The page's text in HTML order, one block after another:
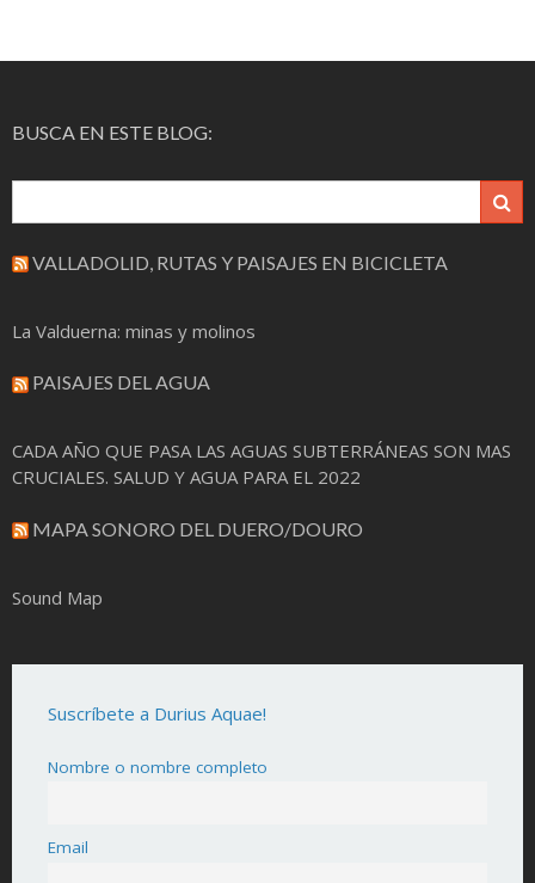
BUSCA EN ESTE BLOG:
VALLADOLID, RUTAS Y PAISAJES EN BICICLETA
La Valduerna: minas y molinos
PAISAJES DEL AGUA
CADA AÑO QUE PASA LAS AGUAS SUBTERRÁNEAS SON MAS
CRUCIALES. SALUD Y AGUA PARA EL 2022
MAPA SONORO DEL DUERO/DOURO
Sound Map
Suscríbete a Durius Aquae!
Nombre o nombre completo
Email